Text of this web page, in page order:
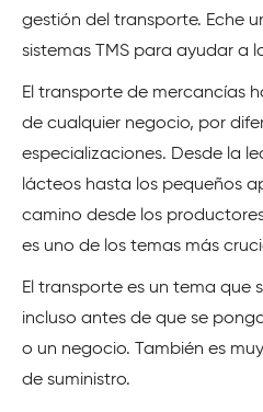
gestión del transporte. Eche
sistemas TMS para ayudar a
El transporte de mercancías
de cualquier negocio, por
especializaciones. Desde la
lácteos hasta los pequeños
camino desde los
es uno de los temas más
El transporte es un tema que
incluso antes de que se
o un negocio. También es
de suministro.